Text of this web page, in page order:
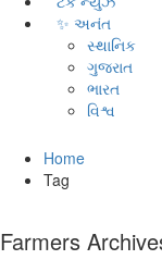
✨ અનંત
સ્થાનિક
ગુજરાત
ભારત
વિશ્વ
Home
Tag
Farmers